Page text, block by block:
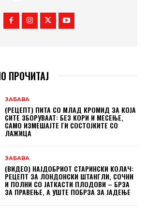
ПРОЧИТАЈ
ЗАБАВА
(РЕЦЕПТ) ПИТА СО МЛАД КРОМИД ЗА КОЈА
СИТЕ ЗБОРУВААТ: БЕЗ КОРИ И МЕСЕЊЕ,
САМО ИЗМЕШАЈТЕ ГИ СОСТОЈКИТЕ СО
ЛАЖИЦА
ЗАБАВА
(ВИДЕО) НАЈДОБРИОТ СТАРИНСКИ КОЛАЧ:
РЕЦЕПТ ЗА ЛОНДОНСКИ ШТАНГЛИ, СОЧНИ
И ПОЛНИ СО ЈАТКАСТИ ПЛОДОВИ – БРЗА
ЗА ПРАВЕЊЕ, А УШТЕ ПОБРЗА ЗА ЈАДЕЊЕ